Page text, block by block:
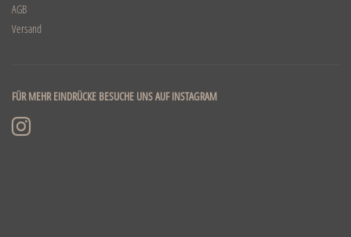
AGB
Versand
FÜR MEHR EINDRÜCKE BESUCHE UNS AUF INSTAGRAM